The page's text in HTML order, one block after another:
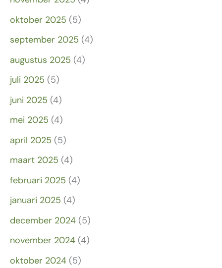
oktober 2025 (5)
september 2025 (4)
augustus 2025 (4)
juli 2025 (5)
juni 2025 (4)
mei 2025 (4)
april 2025 (5)
maart 2025 (4)
februari 2025 (4)
januari 2025 (4)
december 2024 (5)
november 2024 (4)
oktober 2024 (5)